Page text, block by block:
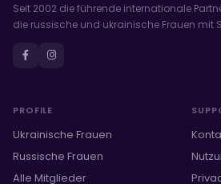
Seit 2002 die führende internationale
die russische und ukrainische Frauen mit
PROFILE
Ukrainische Frauen
Russische Frauen
Alle Mitglieder